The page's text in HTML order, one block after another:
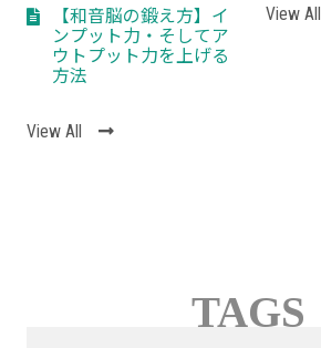
【和音脳の鍛え方】イ
ンプット力・そしてア
ウトプット力を上げる
方法
View All
View All
TAGS